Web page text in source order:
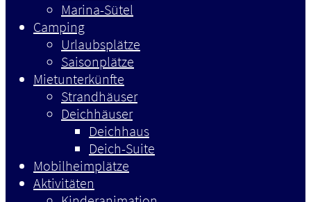
Marina-Sütel
Camping
Urlaubsplätze
Saisonplätze
Mietunterkünfte
Strandhäuser
Deichhäuser
Deichhaus
Deich-Suite
Mobilheimplätze
Aktivitäten